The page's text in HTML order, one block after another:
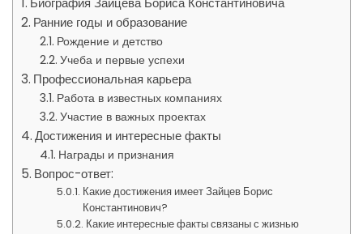
Ранние годы и образование
Рождение и детство
Учеба и первые успехи
Профессиональная карьера
Работа в известных компаниях
Участие в важных проектах
Достижения и интересные факты
Награды и признания
Вопрос-ответ:
Какие достижения имеет Зайцев Борис
Константинович?
Какие интересные факты связаны с жизнью